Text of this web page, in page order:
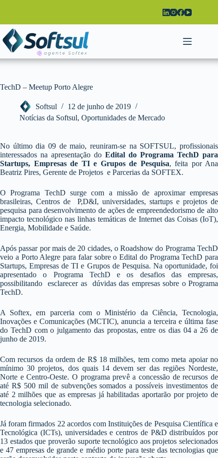
conteúdo
TechD – Meetup Porto Alegre
Softsul
12 de junho de 2019
Notícias da Softsul, Oportunidades de Mercado
No último dia 09 de maio, reuniram-se na SOFTSUL, profissionais
interessados na apresentação do Edital do Programa TechD para
Startups, Empresas de TI e Grupos de Pesquisa, feita por Ana
Beatriz Pires, Gerente de Projetos e Parcerias da SOFTEX.
O Programa TechD surge com a missão de aproximar empresas
brasileiras, Centros de P,D&I, universidades, startups e projetos de
pesquisa para desenvolvimento de ações de empreendedorismo de alto
impacto tecnológico nas linhas temáticas de Internet das Coisas (IoT),
Energia, Mobilidade e Saúde.
Após passar por mais de 20 cidades, o Roadshow do Programa TechD
veio a Porto Alegre para falar sobre o Edital do Programa TechD para
Startups, Empresas de TI e Grupos de Pesquisa. Na oportunidade, foi
apresentado o Programa TechD e os desafios das empresas,
possibilitando esclarecer as dúvidas das empresas sobre o Programa
TechD.
A Softex, em parceria com o Ministério da Ciência, Tecnologia,
Inovações e Comunicações (MCTIC), anuncia a terceira e última fase
do TechD com o julgamento das propostas, entre os dias 04 a 26 de
junho de 2019.
Com recursos da ordem de R$ 18 milhões, tem como meta apoiar no
mínimo 30 projetos, dos quais 14 devem ser das regiões Nordeste,
Norte e Centro-Oeste. O programa prevê a concessão de recursos de
até R$ 500 mil de subvenções somados a possíveis investimentos de
até 2 milhões que as empresas já habilitadas aportarão por projeto de
tecnologia selecionado.
Já foram firmados 22 acordos com Instituições de Pesquisa Científica e
Tecnológica (ICTs), universidades e centros de P&D distribuídos por
13 estados que proverão suporte tecnológico aos projetos selecionados
e 47 empresas de grande e médio porte para teste das tecnologias que